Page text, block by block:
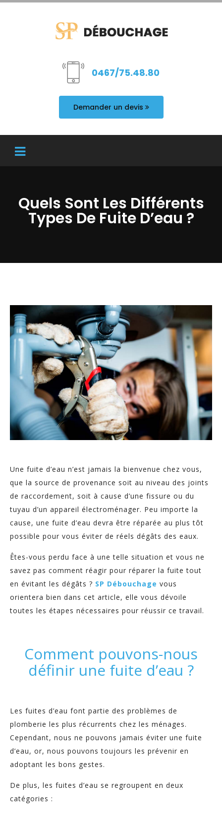
0467/75.48.80
Demander un devis
Quels Sont Les Différents
Types De Fuite D’eau ?
Une fuite d’eau n’est jamais la bienvenue chez vous,
que la source de provenance soit au niveau des joints
de raccordement, soit à cause d’une fissure ou du
tuyau d’un appareil électroménager. Peu importe la
cause, une fuite d’eau devra être réparée au plus tôt
possible pour vous éviter de réels dégâts des eaux.
Êtes-vous perdu face à une telle situation et vous ne
savez pas comment réagir pour réparer la fuite tout
en évitant les dégâts ? SP Débouchage vous
orientera bien dans cet article, elle vous dévoile
toutes les étapes nécessaires pour réussir ce travail.
Comment pouvons-nous
définir une fuite d’eau ?
Les fuites d’eau font partie des problèmes de
plomberie les plus récurrents chez les ménages.
Cependant, nous ne pouvons jamais éviter une fuite
d’eau, or, nous pouvons toujours les prévenir en
adoptant les bons gestes.
De plus, les fuites d’eau se regroupent en deux
catégories :